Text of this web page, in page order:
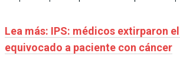
Lea más: IPS: médicos extirparon
equivocado a paciente con cáncer